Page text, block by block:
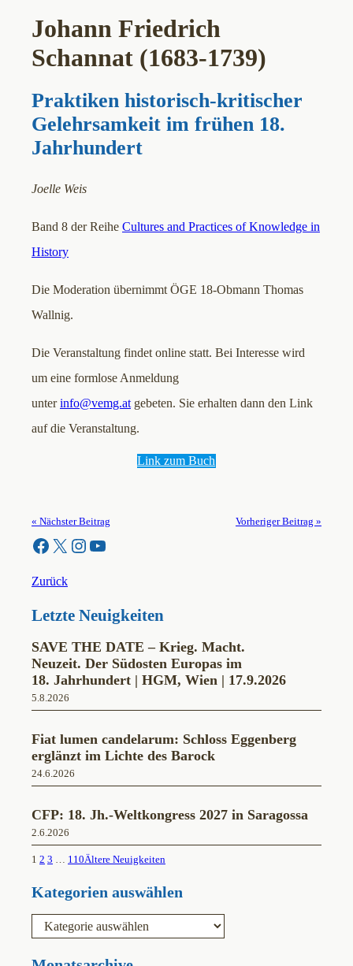
Johann Friedrich
Schannat (1683-1739)
Praktiken historisch-kritischer
Gelehrsamkeit im frühen 18.
Jahrhundert
Joelle Weis
Band 8 der Reihe Cultures and Practices of Knowledge in
History
Die Moderation übernimmt ÖGE 18-Obmann Thomas
Wallnig.
Die Veranstaltung findet online statt. Bei Interesse wird
um eine formlose Anmeldung
unterinfo@vemg.at gebeten. Sie erhalten dann den Link
auf die Veranstaltung.
Link zum Buch
« Nächster Beitrag Vorheriger Beitrag »
Facebook X Instagram YouTube
Zurück
Letzte Neuigkeiten
SAVE THE DATE – Krieg. Macht.
Neuzeit. Der Südosten Europas im
18. Jahrhundert | HGM, Wien | 17.9.2026
5.8.2026
Fiat lumen candelarum: Schloss Eggenberg
erglänzt im Lichte des Barock
24.6.2026
CFP: 18. Jh.-Weltkongress 2027 in Saragossa
2.6.2026
1 2 3 … 110Ältere Neuigkeiten
Kategorien auswählen
e